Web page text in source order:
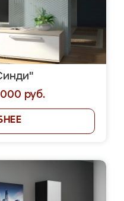
руб.